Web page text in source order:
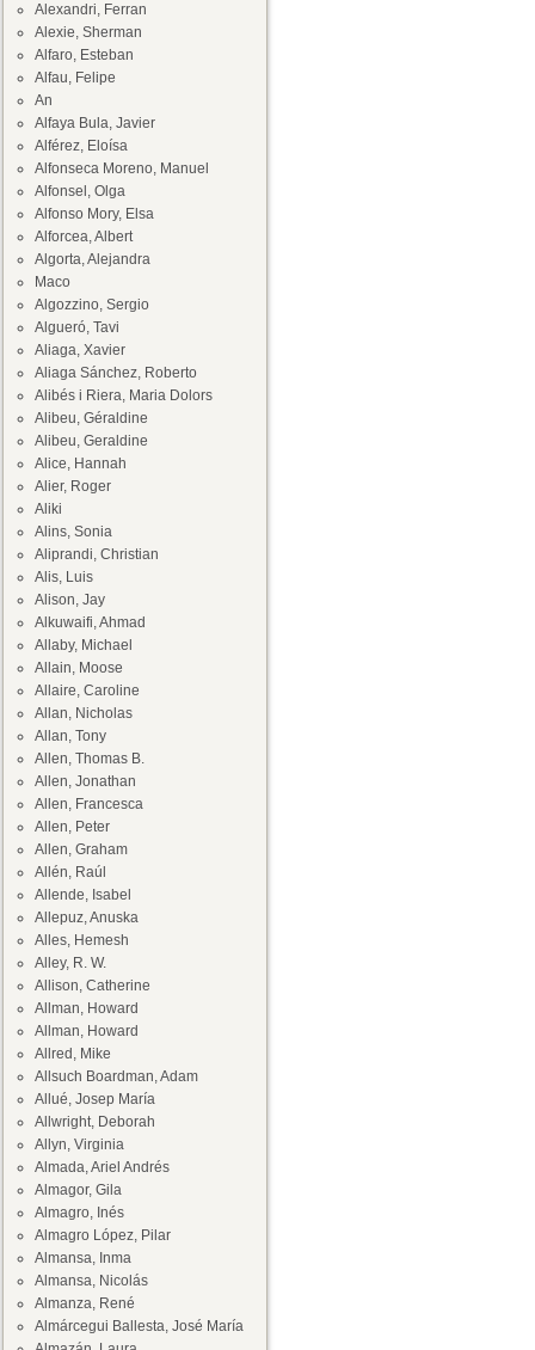
Alexandri, Ferran
Alexie, Sherman
Alfaro, Esteban
Alfau, Felipe
An
Alfaya Bula, Javier
Alférez, Eloísa
Alfonseca Moreno, Manuel
Alfonsel, Olga
Alfonso Mory, Elsa
Alforcea, Albert
Algorta, Alejandra
Maco
Algozzino, Sergio
Algueró, Tavi
Aliaga, Xavier
Aliaga Sánchez, Roberto
Alibés i Riera, Maria Dolors
Alibeu, Géraldine
Alibeu, Geraldine
Alice, Hannah
Alier, Roger
Aliki
Alins, Sonia
Aliprandi, Christian
Alis, Luis
Alison, Jay
Alkuwaifi, Ahmad
Allaby, Michael
Allain, Moose
Allaire, Caroline
Allan, Nicholas
Allan, Tony
Allen, Thomas B.
Allen, Jonathan
Allen, Francesca
Allen, Peter
Allen, Graham
Allén, Raúl
Allende, Isabel
Allepuz, Anuska
Alles, Hemesh
Alley, R. W.
Allison, Catherine
Allman, Howard
Allman, Howard
Allred, Mike
Allsuch Boardman, Adam
Allué, Josep María
Allwright, Deborah
Allyn, Virginia
Almada, Ariel Andrés
Almagor, Gila
Almagro, Inés
Almagro López, Pilar
Almansa, Inma
Almansa, Nicolás
Almanza, René
Almárcegui Ballesta, José María